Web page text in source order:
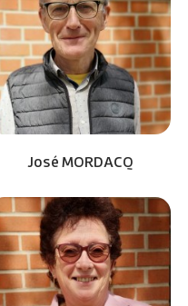
José MORDACQ